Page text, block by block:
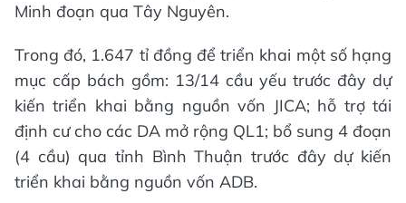
Minh đoạn qua Tây Nguyên.
Trong đó, 1.647 tỉ đồng để triển khai một số hạng
mục cấp bách gồm: 13/14 cầu yếu trước đây dự
kiến triển khai bằng nguồn vốn JICA; hỗ trợ tái
định cư cho các DA mở rộng QL1; bổ sung 4 đoạn
(4 cầu) qua tỉnh Bình Thuận trước đây dự kiến
triển khai bằng nguồn vốn ADB.